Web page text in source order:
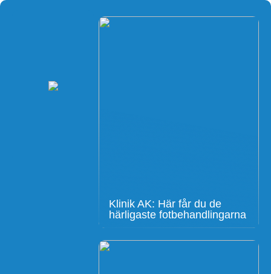
Klinik AK: Här får du de
härligaste fotbehandlingarna